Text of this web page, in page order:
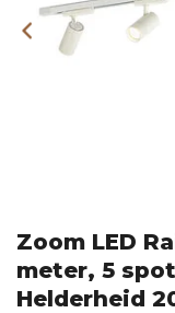
Zoom LED
meter, 5
Helderheid